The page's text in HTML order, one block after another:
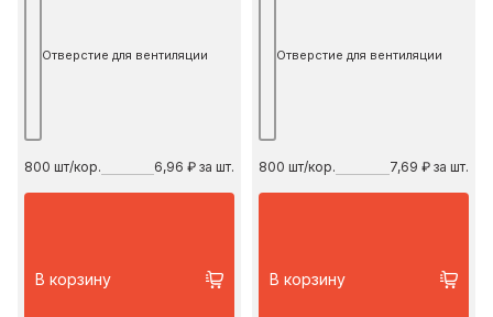
Отверстие для вентиляции
800 шт/кор. 6,96 ₽ за шт.
В корзину
Отверстие для вентиляции
800 шт/кор. 7,69 ₽ за шт.
В корзину